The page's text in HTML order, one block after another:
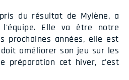
du résultat de Mylène, a
Elle va être notre
prochaines années, elle est
améliorer son jeu sur les
préparation cet hiver, c'est